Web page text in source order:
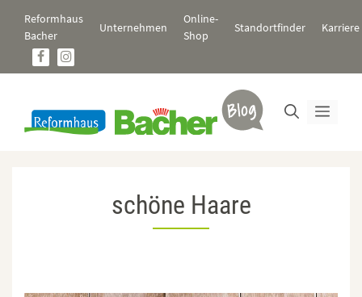
Inhalt
springen
Reformhaus
Bacher
Unternehmen
Online-
Shop
Standortfinder Karriere
Menü
schöne Haare